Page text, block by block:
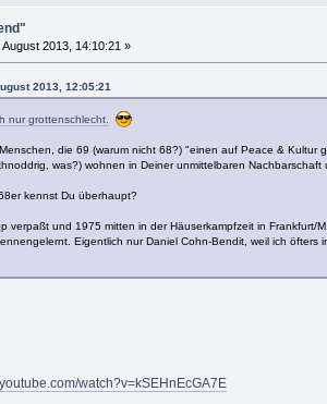
August 2013, 14:10:21 »
2013, 12:05:21
nur grottenschlecht.
die 69 (warum nicht 68?) "einen auf Peace &
was?) wohnen in Deiner unmittelbaren
kennst Du überhaupt?
verpaßt und 1975 mitten in der Häuserkampfzeit in
Eigentlich nur Daniel Cohn-Bendit, weil ich
watch?v=kSEHnEcGA7E